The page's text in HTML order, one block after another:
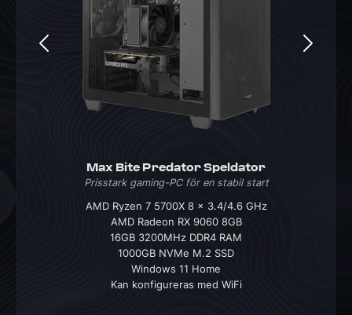
Max Bite Predator Speldator
Prisstark gaming-PC för en stabil start
AMD Ryzen 7 5700X 8 x 3.4/4.6 GHz
AMD Radeon RX 9060 8GB
16GB 3200MHz DDR4 RAM
1000GB NVMe M.2 SSD
Windows 11 Home
Kan konfigureras med WiFi